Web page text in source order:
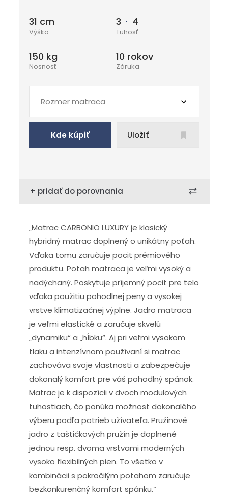
Výška
31 cm
Tuhosť
3 4
Nosnosť
150 kg
Záruka
10 rokov
Rozmer matraca
Kde kúpiť Uložiť
+ pridať do porovnania
„Matrac CARBONIO LUXURY je klasický
hybridný matrac doplnený o unikátny poťah.
Vďaka tomu zaručuje pocit prémiového
produktu. Poťah matraca je veľmi vysoký a
nadýchaný. Poskytuje príjemný pocit pre telo
vďaka použitiu pohodlnej peny a vysokej
vrstve klimatizačnej výplne. Jadro matraca
je veľmi elastické a zaručuje skvelú
„dynamiku“ a „hĺbku“. Aj pri veľmi vysokom
tlaku a intenzívnom používaní si matrac
zachováva svoje vlastnosti a zabezpečuje
dokonalý komfort pre váš pohodlný spánok.
Matrac je k dispozícii v dvoch modulových
tuhostiach, čo ponúka možnosť dokonalého
výberu podľa potrieb užívateľa. Pružinové
jadro z taštičkových pružín je doplnené
jednou resp. dvoma vrstvami moderných
vysoko flexibilných pien. To všetko v
kombinácii s pokročilým poťahom zaručuje
bezkonkurenčný komfort spánku.“